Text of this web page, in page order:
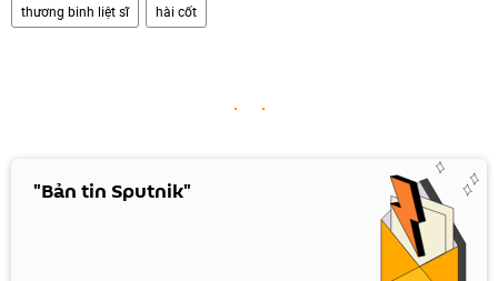
thương binh liệt sĩ hài cốt
"Bản tin Sputnik"